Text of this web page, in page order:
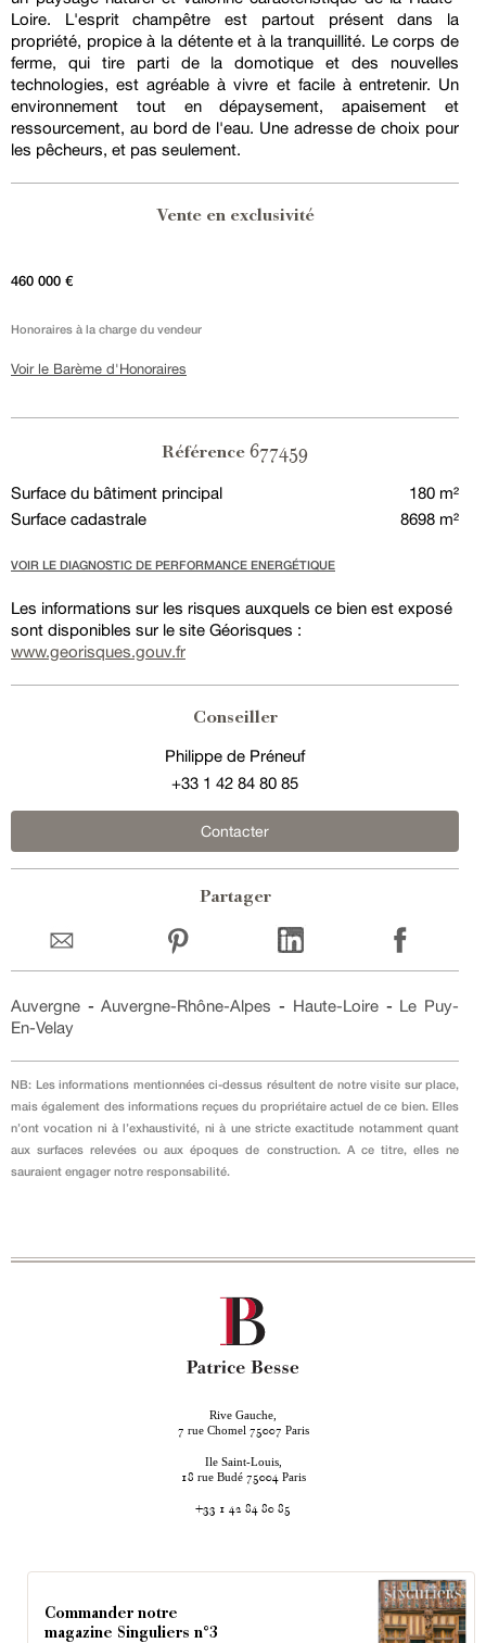
Loire. L'esprit champêtre est partout présent dans la
propriété, propice à la détente et à la tranquillité. Le corps de
ferme, qui tire parti de la domotique et des nouvelles
technologies, est agréable à vivre et facile à entretenir. Un
environnement tout en dépaysement, apaisement et
ressourcement, au bord de l'eau. Une adresse de choix pour
les pêcheurs, et pas seulement.
Vente en exclusivité
460 000 €
Honoraires à la charge du vendeur
Voir le Barème d'Honoraires
Référence 677459
Surface du bâtiment principal
180 m²
Surface cadastrale
8698 m²
VOIR LE DIAGNOSTIC DE PERFORMANCE ENERGÉTIQUE
Les informations sur les risques auxquels ce bien est exposé
sont disponibles sur le site Géorisques :
www.georisques.gouv.fr
Conseiller
Philippe de Préneuf
+33 1 42 84 80 85
Contacter
Partager
Auvergne -Auvergne-Rhône-Alpes - Haute-Loire - Le Puy-
En-Velay
NB: Les informations mentionnées ci-dessus résultent de notre visite sur place,
mais également des informations reçues du propriétaire actuel de ce bien. Elles
n’ont vocation ni à l’exhaustivité, ni à une stricte exactitude notamment quant
aux surfaces relevées ou aux époques de construction. A ce titre, elles ne
sauraient engager notre responsabilité.
Rive Gauche,
7 rue Chomel 75007 Paris
Ile Saint-Louis,
18 rue Budé 75004 Paris
+33 1 42 84 80 85
Commander notre
magazine Singuliers n°3